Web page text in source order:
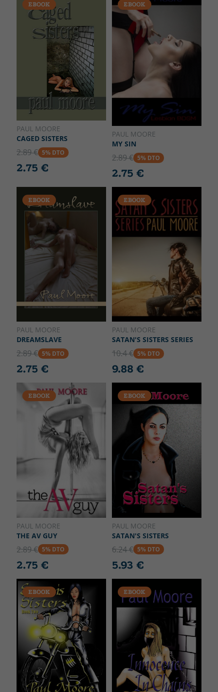
EBOOK
PAUL MOORE
CAGED SISTERS
2.89 € 5% DTO
2.75 €
EBOOK
PAUL MOORE
MY SIN
2.89 € 5% DTO
2.75 €
EBOOK
PAUL MOORE
DREAMSLAVE
2.89 € 5% DTO
2.75 €
EBOOK
PAUL MOORE
SATAN'S SISTERS SERIES
10.4 € 5% DTO
9.88 €
EBOOK
PAUL MOORE
THE AV GUY
2.89 € 5% DTO
2.75 €
EBOOK
PAUL MOORE
SATAN'S SISTERS
6.24 € 5% DTO
5.93 €
EBOOK EBOOK